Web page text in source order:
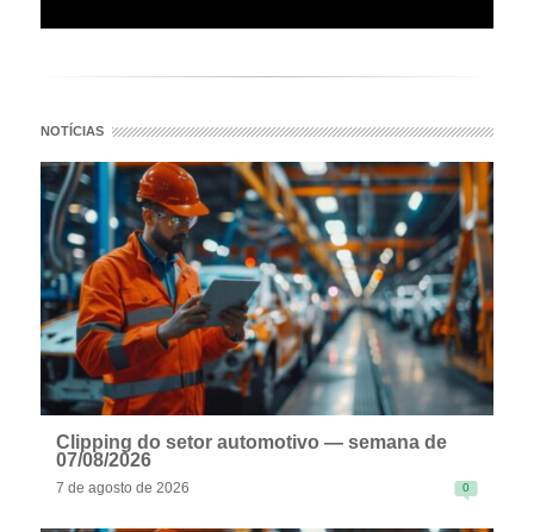
NOTÍCIAS
Clipping do setor automotivo — semana de
07/08/2026
7 de agosto de 2026 0